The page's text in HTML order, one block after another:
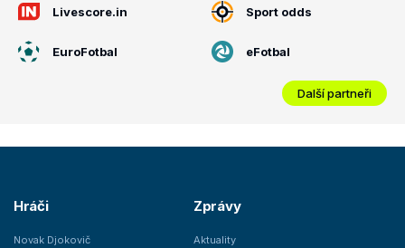
Livescore.in Sport odds
EuroFotbal eFotbal
Další partneři
Hráči
Novak Djokovič
Zprávy
Aktuality